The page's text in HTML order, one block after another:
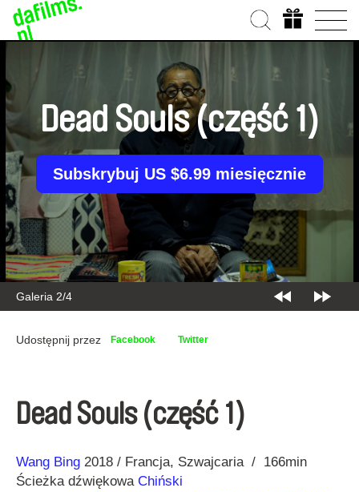
Galeria 2/4
Dead Souls (część 1)
Subskrybuj US $6.99 miesięcznie
Udostępnij przez Facebook Twitter
Dead Souls (część 1)
Reżyseria
Wang Bing
Rok 2018 Francja Szwajcaria
166min
Ścieżka dźwiękowa Chiński